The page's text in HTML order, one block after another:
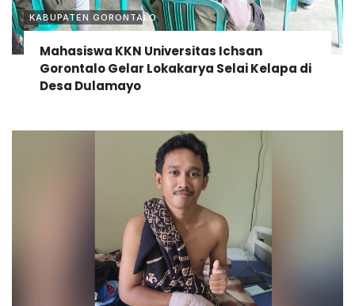
KABUPATEN GORONTALO
Mahasiswa KKN Universitas Ichsan
Gorontalo Gelar Lokakarya Selai Kelapa di
Desa Dulamayo